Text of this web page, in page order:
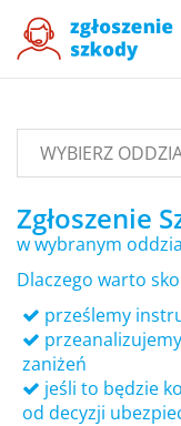
WYBIERZ
Zgłoszenie
w wybranym
Dlaczego warto
prześlemy
zaniżeń
jeśli to będzie
od decyzji